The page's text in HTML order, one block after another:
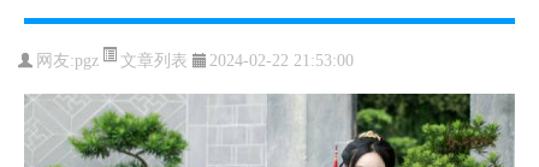
网友:pgz 文章列表 2024-02-22 21:53:00